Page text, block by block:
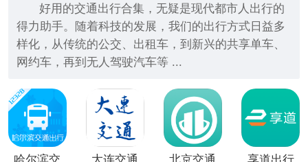
好用的交通出行合集，无疑是现代都市人出行的
得力助手。随着科技的发展，我们的出行方式日益多
样化，从传统的公交、出租车，到新兴的共享单车、
网约车，再到无人驾驶汽车等 ...
哈尔滨交
大连交通
北京交通 享道出行